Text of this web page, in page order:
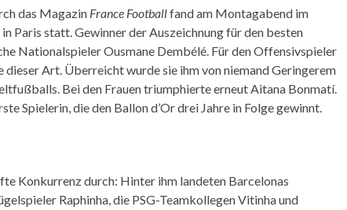
das Magazin France Footballfand am Montagabend im
Paris statt. Gewinner der Auszeichnung für den besten
Nationalspieler Ousmane Dembélé. Für den Offensivspieler
dieser Art. Überreicht wurde sie ihm von niemand Geringerem
Bei den Frauen triumphierte erneut Aitana Bonmatí.
Spielerin, die den Ballon d’Or drei Jahre in Folge gewinnt.
Konkurrenz durch: Hinter ihm landeten Barcelonas
Raphinha, die PSG-Teamkollegen Vitinha und